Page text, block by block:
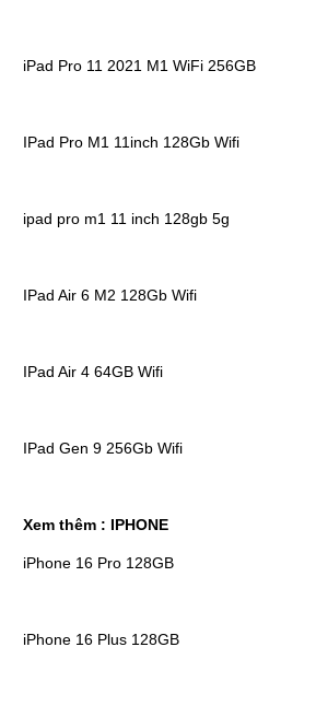
iPad Pro 11 2021 M1 WiFi 256GB
IPad Pro M1 11inch 128Gb Wifi
ipad pro m1 11 inch 128gb 5g
IPad Air 6 M2 128Gb Wifi
IPad Air 4 64GB Wifi
IPad Gen 9 256Gb Wifi
Xem thêm : IPHONE
iPhone 16 Pro 128GB
iPhone 16 Plus 128GB